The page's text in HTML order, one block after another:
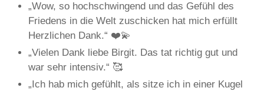
„Wow, so hochschwingend und das Gefühl des
Friedens in die Welt zuschicken hat mich erfüllt
Herzlichen Dank.“ ❤️💫
„Vielen Dank liebe Birgit. Das tat richtig gut und
war sehr intensiv.“ 🥰
„Ich hab mich gefühlt, als sitze ich in einer Kugel